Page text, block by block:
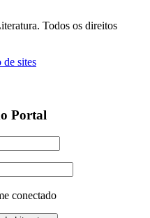
Todos os direitos
Portal
conectado